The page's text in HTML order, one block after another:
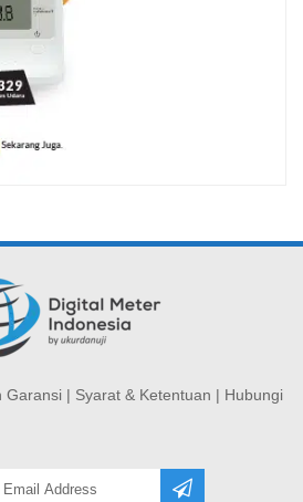
Garansi | Syarat & Ketentuan | Hubungi